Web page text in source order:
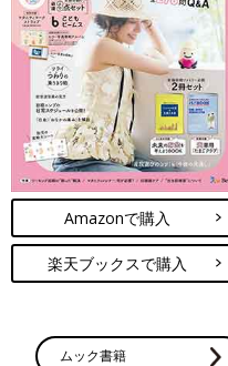
Amazonで購入
楽天ブックスで購入
ムック書籍